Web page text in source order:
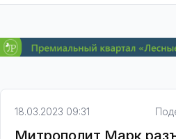
18.03.2023 09:31